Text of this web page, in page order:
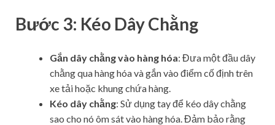
Bước 3: Kéo Dây Chằng
Gắn dây chằng vào hàng hóa: Đưa một đầu dây
chằng qua hàng hóa và gắn vào điểm cố định trên
xe tải hoặc khung chứa hàng.
Kéo dây chằng: Sử dụng tay để kéo dây chằng
sao cho nó ôm sát vào hàng hóa. Đảm bảo rằng